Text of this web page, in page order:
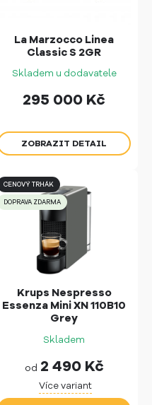
La Marzocco Linea
Classic S 2GR
Skladem u dodavatele
295 000 Kč
ZOBRAZIT DETAIL
CENOVÝ TRHÁK
DOPRAVA ZDARMA
Krups Nespresso
Essenza Mini XN 110B10
Grey
Skladem
od 2 490 Kč
Více variant